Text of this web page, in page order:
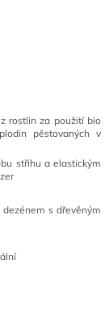
rostlin za použití bio
pěstovaných v
střihu a elastickým
s dřevěným